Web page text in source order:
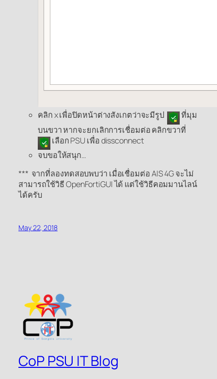
คลิก x เพื่อปิดหน้าต่างสังเกตว่าจะมีรูป
ที่มุม
บนขวา หากจะยกเลิกการเชื่อมต่อ คลิกขวาที่
เลือก PSU เพื่อ dissconnect
จบขอให้สนุก…
*** จากที่ลองทดสอบพบว่า เมื่อเชื่อมต่อ AIS 4G จะไม่
สามารถใช้วิธี OpenFortiGUI ได้ แต่ใช้วิธีคอมมานไลน์
ได้ครับ
May 22, 2018
CoP PSU IT Blog